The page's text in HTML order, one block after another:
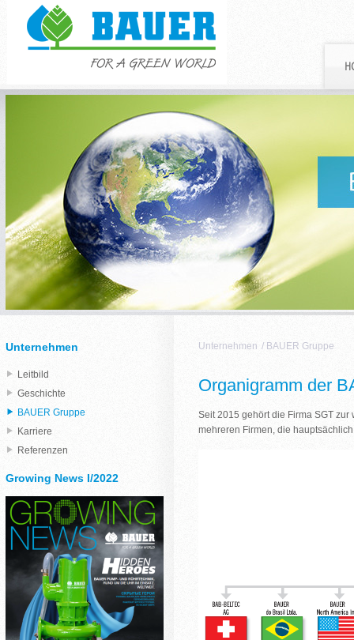
Unternehmen / BAUER Gruppe
Organigramm der
Seit 2015 gehört die Firma SGT
mehreren Firmen, die
Unternehmen
Leitbild
Geschichte
BAUER Gruppe
Karriere
Referenzen
Growing News I/2022